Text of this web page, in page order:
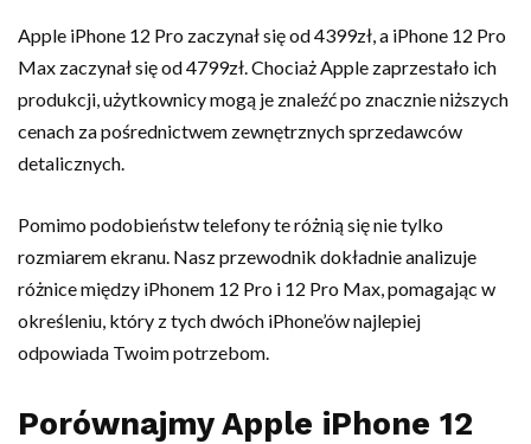
Apple iPhone 12 Pro zaczynał się od 4399zł, a iPhone 12 Pro
Max zaczynał się od 4799zł. Chociaż Apple zaprzestało ich
produkcji, użytkownicy mogą je znaleźć po znacznie niższych
cenach za pośrednictwem zewnętrznych sprzedawców
detalicznych.
Pomimo podobieństw telefony te różnią się nie tylko
rozmiarem ekranu. Nasz przewodnik dokładnie analizuje
różnice między iPhonem 12 Pro i 12 Pro Max, pomagając w
określeniu, który z tych dwóch iPhone’ów najlepiej
odpowiada Twoim potrzebom.
Porównajmy Apple iPhone 12